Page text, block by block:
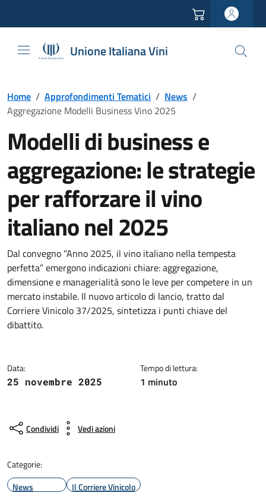
Unione Italiana Vini
Home / Approfondimenti Tematici / News /
Aggregazione Modelli Business Vino 2025
Modelli di business e
aggregazione: le strategie
per rafforzare il vino
italiano nel 2025
Dal convegno “Anno 2025, il vino italiano nella tempesta
perfetta” emergono indicazioni chiare: aggregazione,
dimensione e managerialità sono le leve per competere in un
mercato instabile. Il nuovo articolo di lancio, tratto dal
Corriere Vinicolo 37/2025, sintetizza i punti chiave del
dibattito.
Data:
25 novembre 2025
Tempo di lettura:
1 minuto
Condividi Vedi azioni
Categorie:
News
Il Corriere Vinicolo